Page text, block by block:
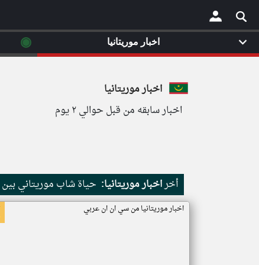
×
اخبار موريتانيا
اخبار سابقه من قبل حوالي ٢ يوم
أخراخبار موريتانيا: حياة شاب موريتاني
اخبار موريتانيا من سي ان ان عربي
اخبار موريتانيا ◉